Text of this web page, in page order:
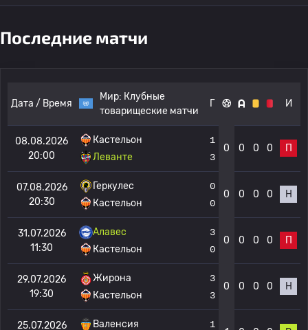
Последние матчи
Дата / Время
Мир: Клубные
товарищеские матчи
Г И
08.08.2026
20:00
Кастельон
Леванте
1
3
0 0 0 0 П
07.08.2026
20:30
Геркулес
Кастельон
0
0
0 0 0 0 Н
31.07.2026
11:30
Алавес
Кастельон
3
0
0 0 0 0 П
29.07.2026
19:30
Жирона
Кастельон
3
3
0 0 0 0 Н
25.07.2026
Валенсия
1